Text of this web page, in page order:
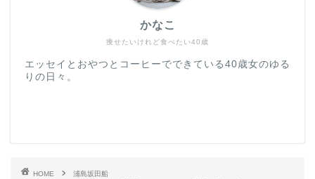
痩せたいけれど食べたい40歳
かなこ
エッセイとおやつとコーヒーでできている40歳女のゆる
りの日々。
HOME
浦島坂田船